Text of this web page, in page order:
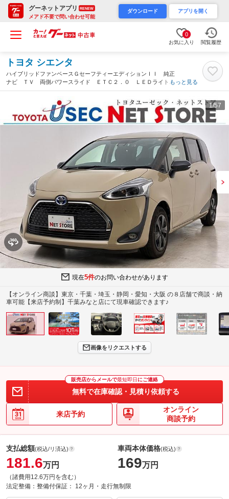
グーネットアプリ RENEW
メアド不要で問い合わせ可能
ダウンロード アプリを開く
0
お気に入り 閲覧履歴
トヨタ シエンタ
ハイブリッドファンベースＧセーフティーエディションＩＩ 純正
ナビ ＴＶ 両側パワースライド ＥＴＣ２．０ ＬＥＤライト
バックモニター ドラレコ ＬＫＡ クルコン ブルートゥース
オートエアコン スマートキー シートヒーター（千葉県）
もっと見る
1/57
現在5件のお問い合わせがあります
【オンライン商談】東京・千葉・埼玉・静岡・愛知・大阪 の８店舗で商談・納
車可能【来店予約制】千葉みなと店にて現車確認できます♪
画像をリクエストする
販売店からメールで最短即日 にご連絡
無料で在庫確認・見積り依頼する
来店予約
オンライン
商談予約
支払総額(税込/リ済込)
181.6万円
（諸費用12.6万円を含む）
車両本体価格(税込)
169万円
法定整備： 整備付保証： 12ヶ月・走行無制限